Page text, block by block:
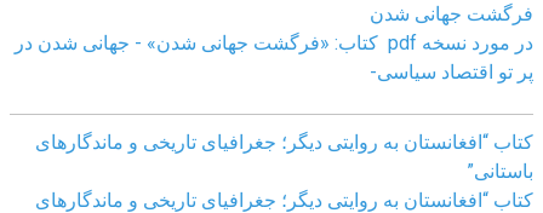
فرگشت جهانی شدن
در مورد نسخه pdf کتاب: «فرگشت جهانی شدن» - جهانی شدن در
پر تو اقتصاد سیاسی-
کتاب “افغانستان به روایتی دیگر؛ جغرافیای تاریخی و ماندگارهای
باستانی”
کتاب “افغانستان به روایتی دیگر؛ جغرافیای تاریخی و ماندگارهای